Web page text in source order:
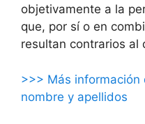
objetivamente a la
que, por sí o en
resultan contrarios al
>>> Más información
nombre y apellidos